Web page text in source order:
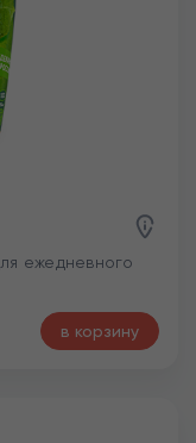
ежедневного
в корзину